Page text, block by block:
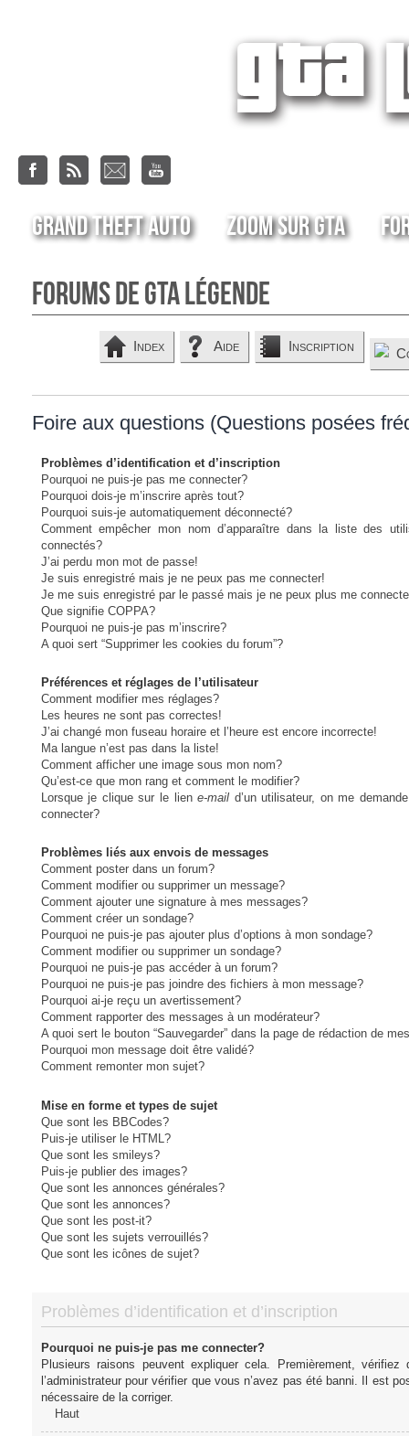
Grand Theft Auto Zoom sur GTA
Forums de GTA Légende
Index Aide Inscription
Foire aux questions (Questions posées
Problèmes d’identification et d’inscription
Pourquoi ne puis-je pas me connecter?
Pourquoi dois-je m’inscrire après tout?
Pourquoi suis-je automatiquement déconnecté?
Comment empêcher mon nom d’apparaître dans la liste des
connectés?
J’ai perdu mon mot de passe!
Je suis enregistré mais je ne peux pas me connecter!
Je me suis enregistré par le passé mais je ne peux plus me
Que signifie COPPA?
Pourquoi ne puis-je pas m’inscrire?
A quoi sert “Supprimer les cookies du forum”?
Préférences et réglages de l’utilisateur
Comment modifier mes réglages?
Les heures ne sont pas correctes!
J’ai changé mon fuseau horaire et l’heure est encore incorrecte!
Ma langue n’est pas dans la liste!
Comment afficher une image sous mon nom?
Qu’est-ce que mon rang et comment le modifier?
Lorsque je clique sur le liene-mail d’un utilisateur, on me
connecter?
Problèmes liés aux envois de messages
Comment poster dans un forum?
Comment modifier ou supprimer un message?
Comment ajouter une signature à mes messages?
Comment créer un sondage?
Pourquoi ne puis-je pas ajouter plus d’options à mon sondage?
Comment modifier ou supprimer un sondage?
Pourquoi ne puis-je pas accéder à un forum?
Pourquoi ne puis-je pas joindre des fichiers à mon message?
Pourquoi ai-je reçu un avertissement?
Comment rapporter des messages à un modérateur?
A quoi sert le bouton “Sauvegarder” dans la page de rédaction de
Pourquoi mon message doit être validé?
Comment remonter mon sujet?
Mise en forme et types de sujet
Que sont les BBCodes?
Puis-je utiliser le HTML?
Que sont les smileys?
Puis-je publier des images?
Que sont les annonces générales?
Que sont les annonces?
Que sont les post-it?
Que sont les sujets verrouillés?
Que sont les icônes de sujet?
Problèmes d’identification et d’inscription
Pourquoi ne puis-je pas me connecter?
Plusieurs raisons peuvent expliquer cela. Premièrement,
l’administrateur pour vérifier que vous n’avez pas été banni. Il est
nécessaire de la corriger.
Haut